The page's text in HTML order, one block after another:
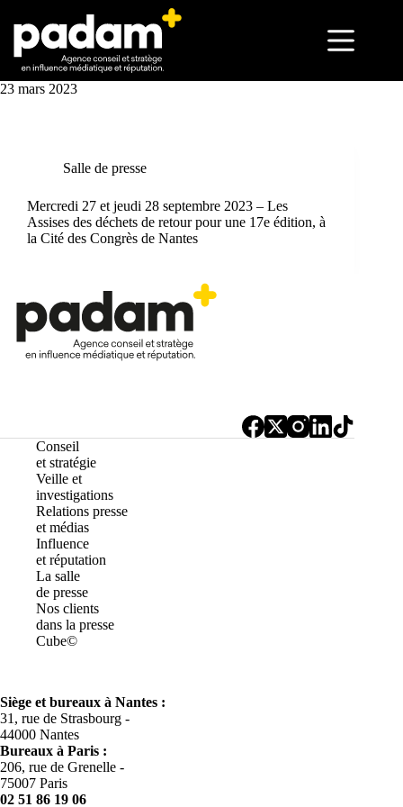
23 mars 2023
Salle de presse
Mercredi 27 et jeudi 28 septembre 2023 – Les
Assises des déchets de retour pour une 17e édition, à
la Cité des Congrès de Nantes
Conseil
et stratégie
Veille et
investigations
Relations presse
et médias
Influence
et réputation
La salle
de presse
Nos clients
dans la presse
Cube©
Siège et bureaux à Nantes :
31, rue de Strasbourg -
44000 Nantes
Bureaux à Paris :
206, rue de Grenelle -
75007 Paris
02 51 86 19 06